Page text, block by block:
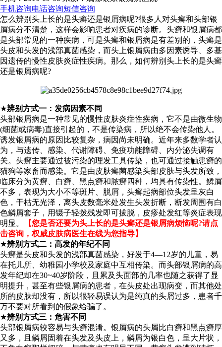
手机咨询电话咨询短信咨询
怎么辨别头上长的是头癣还是银屑病呢?很多人对头癣和头部银
屑病分不清楚，这样会影响患者对疾病的诊断。头癣和银屑病都
是头部常见的一种疾病，可是头癣和银屑病是有差别的，头癣是
头皮和头发的浅部真菌感染，而头上银屑病由多因素诱导、多基
因遗传的慢性皮肤炎症性疾病。那么，如何辨别头上长的是头癣
还是银屑病呢?
★辨别方式一：发病因素不同
头部银屑病是一种常见的慢性皮肤炎症性疾病，它不是由微生物
(细菌或病毒)直接引起的，不是传染病，所以绝不会传染他人。
诱发银屑病的原因比较复杂，病因尚未明确。近年来多数学者认
为，与遗传、感染、代谢障碍、免疫功能障碍、内分泌失调有
关。头癣主要通过被污染的理发工具传染，也可通过接触患癣的
猫狗等家畜而感染。它是由皮肤癣菌感染头部皮肤与头发所致，
临床分为黄癣、白癣、黑点癣和脓癣四种，均具有传染性。鳞屑
不多，表现为大小不等斑片、脱屑，头癣起病部位头发呈灰白
色，干枯无光泽，离头皮数毫米处发生头发折断，断发周围有白
色鳞屑套子，用镊子轻拨残发即可拔脱，皮疹处发红等炎症表现
明显。
【您是否还要为头上长的是头癣还是银屑病烦恼呢?请点
击咨询，权威皮肤病医生在线为您指导】
★辨别方式二：高发的年纪不同
头癣是头皮和头发的浅部真菌感染，好发于4—12岁的儿童，易
在托儿所、幼稚园小学校及家庭中互相传染。而头部银屑病的高
发年纪却在30~40岁阶段，且累及头面部的几率也随之获得了显
明提升，甚至有些银屑病的患者，在头皮处出现病变，而其他处
所的皮肤却没有，所以很轻易误认为是纯真的头屑过多，患者千
万不要对所看到的假象给骗了。
★辨别方式三：危害不同
头部银屑病较容易与头癣混淆。银屑病的头屑比白癣和黑点癣厚
又多，且鳞屑固着在头发及头皮上，鳞屑为银白色，呈大片状，